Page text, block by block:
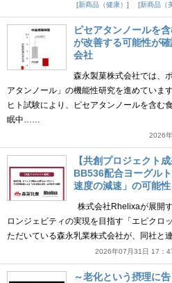
新商品（健康）
新商品（
ピセアタンノールを
が改善する可能性が
会社
森永製菓株式会社では、
アタンノール」の機能性研究を進めていま
ヒト試験により、ピセアタンノールを含む
眠中……
2026
【共創プロジェクト
BB536配合ヨーグル
速度の減速」の可能
株式会社Rhelixaが展開
ロンジェビティの実現を目指す「エピクロ
ただいている森永乳業株式会社が、同社
2026年07月31日 17：
～老化という摂理に